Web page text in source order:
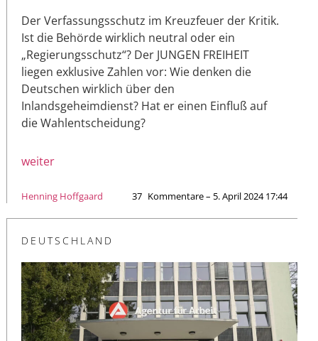
Der Verfassungsschutz im Kreuzfeuer der Kritik.
Ist die Behörde wirklich neutral oder ein
„Regierungsschutz“? Der JUNGEN FREIHEIT
liegen exklusive Zahlen vor: Wie denken die
Deutschen wirklich über den
Inlandsgeheimdienst? Hat er einen Einfluß auf
die Wahlentscheidung?
weiter
Henning Hoffgaard 37 Kommentare – 5. April 2024 17:44
DEUTSCHLAND